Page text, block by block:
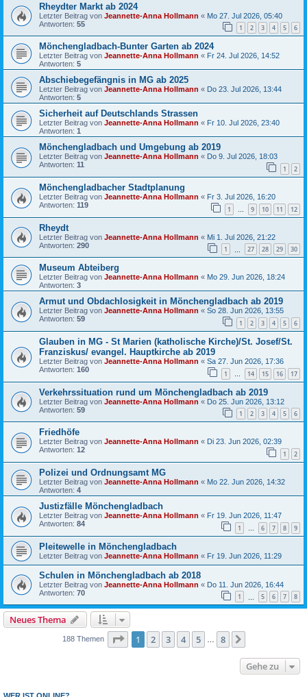
Rheydter Markt ab 2024
Letzter Beitrag von Jeannette-Anna Hollmann « Mo 27. Jul 2026, 05:40
Antworten: 55 1 2 3 4 5 6
Mönchengladbach-Bunter Garten ab 2024
Letzter Beitrag von Jeannette-Anna Hollmann « Fr 24. Jul 2026, 14:52
Antworten: 5
Abschiebegefängnis in MG ab 2025
Letzter Beitrag von Jeannette-Anna Hollmann « Do 23. Jul 2026, 13:44
Antworten: 5
Sicherheit auf Deutschlands Strassen
Letzter Beitrag von Jeannette-Anna Hollmann « Fr 10. Jul 2026, 23:40
Antworten: 1
Mönchengladbach und Umgebung ab 2019
Letzter Beitrag von Jeannette-Anna Hollmann « Do 9. Jul 2026, 18:03
Antworten: 11 1 2
Mönchengladbacher Stadtplanung
Letzter Beitrag von Jeannette-Anna Hollmann « Fr 3. Jul 2026, 16:20
Antworten: 119 1 … 9 10 11 12
Rheydt
Letzter Beitrag von Jeannette-Anna Hollmann « Mi 1. Jul 2026, 21:22
Antworten: 290 1 27 28 29 30
Museum Abteiberg
Letzter Beitrag von Jeannette-Anna Hollmann « Mo 29. Jun 2026, 18:24
Antworten: 3
Armut und Obdachlosigkeit in Mönchengladbach ab 2019
Letzter Beitrag von Jeannette-Anna Hollmann « So 28. Jun 2026, 13:55
Antworten: 59 1 2 3 4 5 6
Glauben in MG - St Marien (katholische Kirche)/St. Josef/St.
Franziskus/ evangel. Hauptkirche ab 2019
Letzter Beitrag von Jeannette-Anna Hollmann « Sa 27. Jun 2026, 17:36
Antworten: 160 1 … 14 15 16 17
Verkehrssituation rund um Mönchengladbach ab 2019
Letzter Beitrag von Jeannette-Anna Hollmann « Do 25. Jun 2026, 13:12
Antworten: 59 1 2 3 4 5 6
Friedhöfe
Letzter Beitrag von Jeannette-Anna Hollmann « Di 23. Jun 2026, 02:39
Antworten: 12 1 2
Polizei und Ordnungsamt MG
Letzter Beitrag von Jeannette-Anna Hollmann « Mo 22. Jun 2026, 14:32
Antworten: 4
Justizfälle Mönchengladbach
Letzter Beitrag von Jeannette-Anna Hollmann « Fr 19. Jun 2026, 11:47
Antworten: 84 1 6 7 8 9
Pleitewelle in Mönchengladbach
Letzter Beitrag von Jeannette-Anna Hollmann « Fr 19. Jun 2026, 11:29
Schulen in Mönchengladbach ab 2018
Letzter Beitrag von Jeannette-Anna Hollmann « Do 11. Jun 2026, 16:44
Antworten: 70 1 5 6 7 8
Neues Thema
188 Themen Seite 1von
1 2 3 4 5 8
Gehe zu